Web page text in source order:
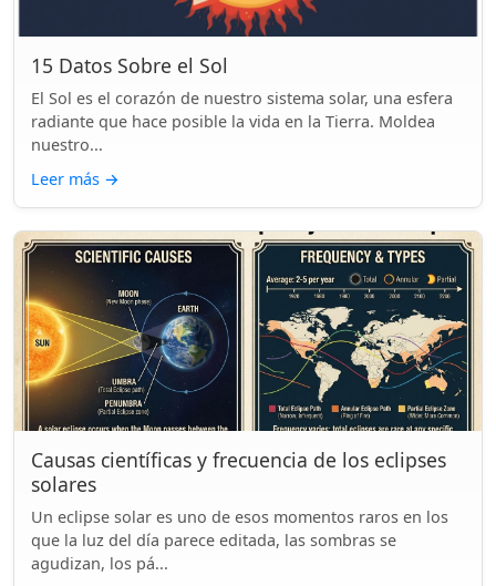
15 Datos Sobre el Sol
El Sol es el corazón de nuestro sistema solar, una esfera
radiante que hace posible la vida en la Tierra. Moldea
nuestro...
Leer más →
Causas científicas y frecuencia de los eclipses
solares
Un eclipse solar es uno de esos momentos raros en los
que la luz del día parece editada, las sombras se
agudizan, los pá...